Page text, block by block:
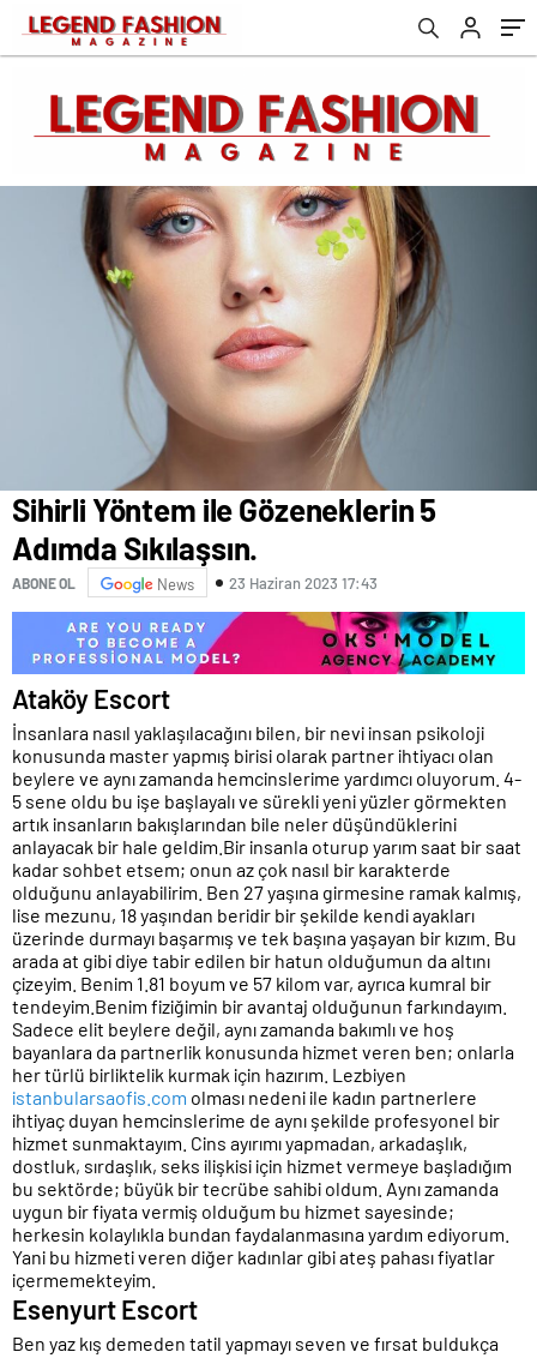
Sihirli Yöntem ile Gözeneklerin 5
Adımda Sıkılaşsın.
ABONE OL News 23 Haziran 2023 17:43
Ataköy Escort
İnsanlara nasıl yaklaşılacağını bilen, bir nevi insan psikoloji
konusunda master yapmış birisi olarak partner ihtiyacı olan
beylere ve aynı zamanda hemcinslerime yardımcı oluyorum. 4-
5 sene oldu bu işe başlayalı ve sürekli yeni yüzler görmekten
artık insanların bakışlarından bile neler düşündüklerini
anlayacak bir hale geldim.Bir insanla oturup yarım saat bir saat
kadar sohbet etsem; onun az çok nasıl bir karakterde
olduğunu anlayabilirim. Ben 27 yaşına girmesine ramak kalmış,
lise mezunu, 18 yaşından beridir bir şekilde kendi ayakları
üzerinde durmayı başarmış ve tek başına yaşayan bir kızım. Bu
arada at gibi diye tabir edilen bir hatun olduğumun da altını
çizeyim. Benim 1.81 boyum ve 57 kilom var, ayrıca kumral bir
tendeyim.Benim fiziğimin bir avantaj olduğunun farkındayım.
Sadece elit beylere değil, aynı zamanda bakımlı ve hoş
bayanlara da partnerlik konusunda hizmet veren ben; onlarla
her türlü birliktelik kurmak için hazırım. Lezbiyen
istanbularsaofis.com olması nedeni ile kadın partnerlere
ihtiyaç duyan hemcinslerime de aynı şekilde profesyonel bir
hizmet sunmaktayım. Cins ayırımı yapmadan, arkadaşlık,
dostluk, sırdaşlık, seks ilişkisi için hizmet vermeye başladığım
bu sektörde; büyük bir tecrübe sahibi oldum. Aynı zamanda
uygun bir fiyata vermiş olduğum bu hizmet sayesinde;
herkesin kolaylıkla bundan faydalanmasına yardım ediyorum.
Yani bu hizmeti veren diğer kadınlar gibi ateş pahası fiyatlar
içermemekteyim.
Esenyurt Escort
Ben yaz kış demeden tatil yapmayı seven ve fırsat buldukça